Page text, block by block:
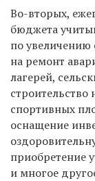
Во-вторых,
бюджета
по увеличению
на ремонт
лагерей,
спортивных
оснащение
приобретение
и многое